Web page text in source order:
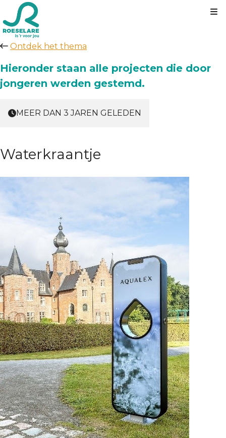
Ontdek het thema
Hieronder staan alle projecten die door
jongeren werden gestemd.
MEER DAN 3 JAREN GELEDEN
Waterkraantje